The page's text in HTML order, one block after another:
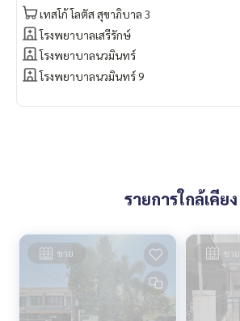
✔️ รับฝากขาย รับซื้อ ขายฝาก จำนอง
📲 Follow us:
www.homerealestateservices.co.th
“HOME - Real Estate Services”
เทสโก้ โลตัส สุขาภิบาล 3
โรงพยาบาลเสรีรักษ์
โรงพยาบาลนวมินทร์
โรงพยาบาลนวมินทร์ 9
รายการใกล้เคียง
ขาย ขาย